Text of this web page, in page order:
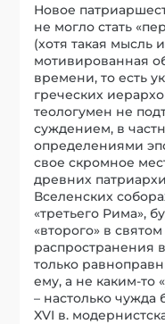
Новое
не могло стать
(хотя такая мысль
мотивированная
времени, то есть
греческих
теологумен не
суждением, в
определениями
свое скромное
древних
Вселенских
«третьего Рима»,
«второго» в
распространения
только
ему, а не каким-то
– настолько
XVI в.